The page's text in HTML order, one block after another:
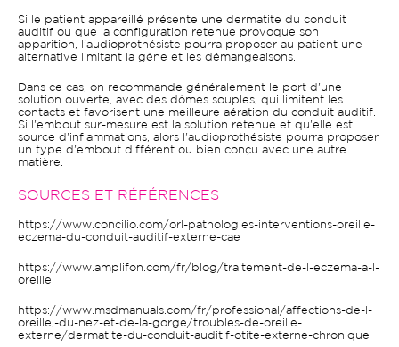
Si le patient appareillé présente une dermatite du conduit
auditif ou que la configuration retenue provoque son
apparition, l'audioprothésiste pourra proposer au patient une
alternative limitant la gêne et les démangeaisons.
Dans ce cas, on recommande généralement le port d'une
solution ouverte, avec des dômes souples, qui limitent les
contacts et favorisent une meilleure aération du conduit auditif.
Si l'embout sur-mesure est la solution retenue et qu'elle est
source d'inflammations, alors l'audioprothésiste pourra proposer
un type d'embout différent ou bien conçu avec une autre
matière.
SOURCES ET RÉFÉRENCES
https://www.concilio.com/orl-pathologies-interventions-oreille-
eczema-du-conduit-auditif-externe-cae
https://www.amplifon.com/fr/blog/traitement-de-l-eczema-a-l-
oreille
https://www.msdmanuals.com/fr/professional/affections-de-l-
oreille,-du-nez-et-de-la-gorge/troubles-de-oreille-
externe/dermatite-du-conduit-auditif-otite-externe-chronique